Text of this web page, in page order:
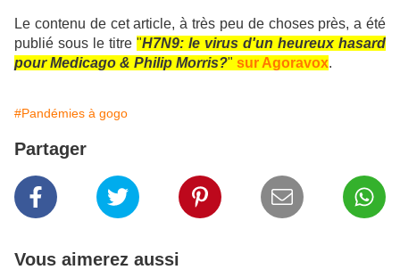
Le contenu de cet article, à très peu de choses près, a été
publié sous le titre "H7N9: le virus d'un heureux hasard
pour Medicago & Philip Morris?" sur Agoravox.
#Pandémies à gogo
Partager
Vous aimerez aussi